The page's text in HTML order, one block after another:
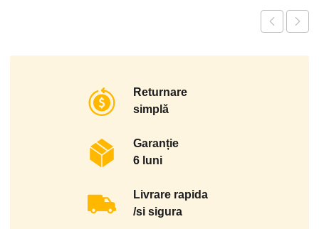
Returnare
simplă
Garanție
6 luni
Livrare rapida
/si sigura